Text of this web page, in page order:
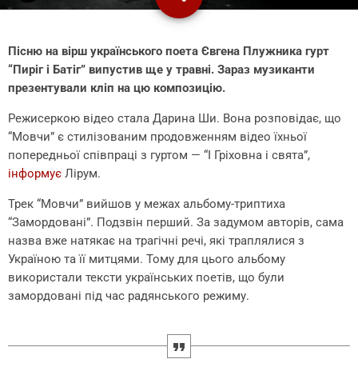
Пісню на вірш українського поета Євгена Плужника гурт
“Пиріг і Батіг” випустив ще у травні. Зараз музиканти
презентували кліп на цю композицію.
Режисеркою відео стала Дарина Ши. Вона розповідає, що
“Мовчи” є стилізованим продовженням відео їхньої
попередньої співпраці з гуртом — “І Гріховна і свята”,
інформує Лірум.
Трек “Мовчи” вийшов у межах альбому-триптиха
“Замордовані”. Подзвін перший. За задумом авторів, сама
назва вже натякає на трагічні речі, які траплялися з
Україною та її митцями. Тому для цього альбому
використали тексти українських поетів, що були
замордовані під час радянського режиму.